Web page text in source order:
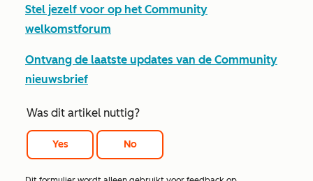
Stel jezelf voor op het Community
welkomstforum
Ontvang de laatste updates van de Community
nieuwsbrief
Was dit artikel nuttig?
Yes No